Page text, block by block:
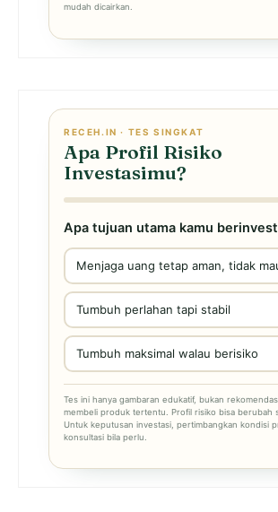
mudah dicairkan.
RECEH.IN · TES SINGKAT
Apa Profil Risiko
Investasimu?
Apa tujuan utama kamu
Menjaga uang tetap aman, tidak
Tumbuh perlahan tapi stabil
Tumbuh maksimal walau berisiko
Tes ini hanya gambaran edukatif, bukan
membeli produk tertentu. Profil risiko bisa berubah
Untuk keputusan investasi, pertimbangkan kondisi
konsultasi bila perlu.